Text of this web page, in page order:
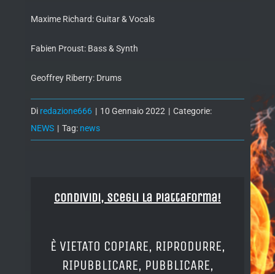
Maxime Richard: Guitar & Vocals
Fabien Proust: Bass & Synth
Geoffrey Riberry: Drums
Di redazione666 | 10 Gennaio 2022 | Categorie:
NEWS | Tag: news
Condividi, Scegli la piattaforma!
È VIETATO COPIARE, RIPRODURRE,
RIPUBBLICARE, PUBBLICARE,